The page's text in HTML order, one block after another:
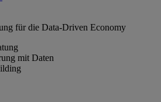
für die Data-Driven Economy
mit Daten